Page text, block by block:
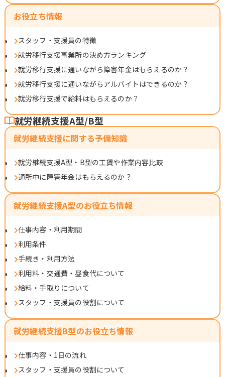
お役立ち情報
スタッフ・支援員の特徴
就労移行支援事業所の決め方ランキング
就労移行支援に通いながら障害年金はもらえるのか？
就労移行支援に通いながらアルバイトはできるのか？
就労移行支援で給料はもらえるのか？
就労継続支援A型/B型
就労継続支援に関する予備知識
就労継続支援A型・B型の工賃や作業内容比較
通所中に障害年金はもらえるのか？
就労継続支援A型のお役立ち情報
仕事内容・利用期間
利用条件
手続き・利用方法
利用料・交通費・昼食代について
給料・手取りについて
スタッフ・支援員の役割について
就労継続支援B型のお役立ち情報
仕事内容・1日の流れ
スタッフ・支援員の役割について